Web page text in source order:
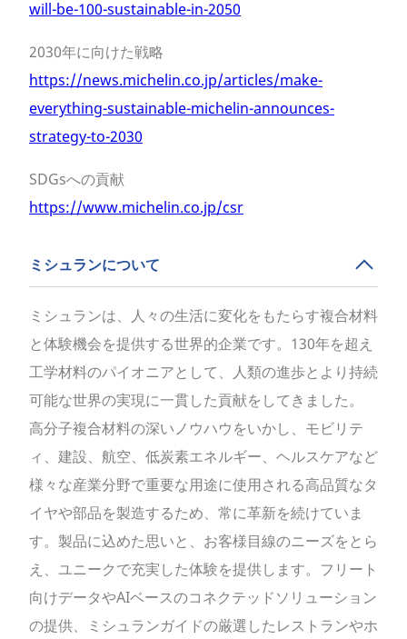
will-be-100-sustainable-in-2050
2030年に向けた戦略
https://news.michelin.co.jp/articles/make-
everything-sustainable-michelin-announces-
strategy-to-2030
SDGsへの貢献
https://www.michelin.co.jp/csr
ミシュランについて
ミシュランは、人々の生活に変化をもたらす複合材料
と体験機会を提供する世界的企業です。130年を超え
工学材料のパイオニアとして、人類の進歩とより持続
可能な世界の実現に一貫した貢献をしてきました。
高分子複合材料の深いノウハウをいかし、モビリテ
ィ、建設、航空、低炭素エネルギー、ヘルスケアなど
様々な産業分野で重要な用途に使用される高品質なタ
イヤや部品を製造するため、常に革新を続けていま
す。製品に込めた思いと、お客様目線のニーズをとら
え、ユニークで充実した体験を提供します。フリート
向けデータやAIベースのコネクテッドソリューション
の提供、ミシュランガイドの厳選したレストランやホ